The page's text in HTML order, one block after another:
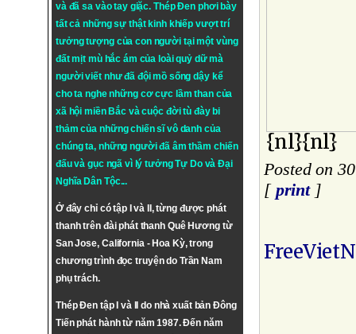
và đã sa vào tay giặc. Thép Đen phơi bày
tất cả những sự thật kinh khiếp vượt trí
tưởng tượng của con người tại một vùng
đất mịt mù hắc ám của loài quỷ dữ mà
người viết như đã đội mồ sống dậy kể
cho ta nghe những cơ cực lầm than của
xã hội miền Bắc và cuộc đời tù đày bi
thảm của những chiến sĩ vô danh của
chúng ta, những người đã âm thầm chiến
đấu và gục ngã vì lý tưởngTự DovàĐại
Nghĩa Dân Tộc...
Ở đây chỉ có tập I và II, từng được phát
thanh trên đài phát thanh Quê Hương từ
San Jose, California - Hoa Kỳ, trong
chương trình đọc truyện do Trần Nam
phụ trách.
Thép Đen tập I và II do nhà xuất bản Đông
Tiến phát hành từ năm 1987. Đến năm
{nl}{nl}
Posted on
[ print]